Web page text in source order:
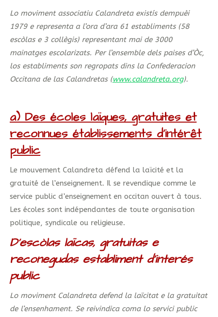
Lo moviment associatiu Calandreta existís dempuèi
1979 e representa a l’ora d’ara 61 establiments (58
escòlas e 3 collègis) representant mai de 3000
mainatges escolarizats. Per l’ensemble dels paises d’Òc,
los establiments son regropats dins la Confederacion
Occitana de las Calandretas (www.calandreta.org).
a) Des écoles laïques, gratuites et
reconnues établissements d’intérêt
public
Le mouvement Calandreta défend la laïcité et la
gratuité de l’enseignement. Il se revendique comme le
service public d’enseignement en occitan ouvert à tous.
Les écoles sont indépendantes de toute organisation
politique, syndicale ou religieuse.
D’escòlas laïcas, gratuitas e
reconegudas establiment d’interés
public
Lo moviment Calandreta defend la laïcitat e la gratuitat
de l’ensenhament. Se reivindica coma lo servici public